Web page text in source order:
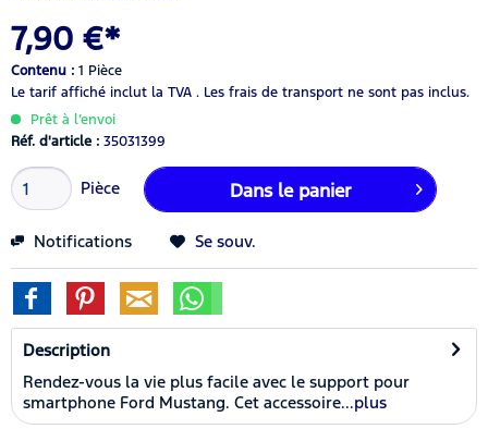
7,90 €*
Contenu : 1 Pièce
Le tarif affiché inclut la TVA . Les frais de transport ne sont pas inclus.
Prêt à l’envoi
Réf. d'article : 35031399
Pièce Dans le panier
Notifications Se souv.
Description
Rendez-vous la vie plus facile avec le support pour
smartphone Ford Mustang. Cet accessoire...plus